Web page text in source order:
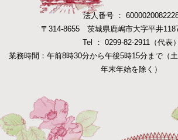
法人番号 ：
〒314-8655 茨城県鹿嶋市大字平井
Tel ： 0299-82-2911（代表）
業務時間：午前8時30分から午後5時15分まで（
年末年始を除く）